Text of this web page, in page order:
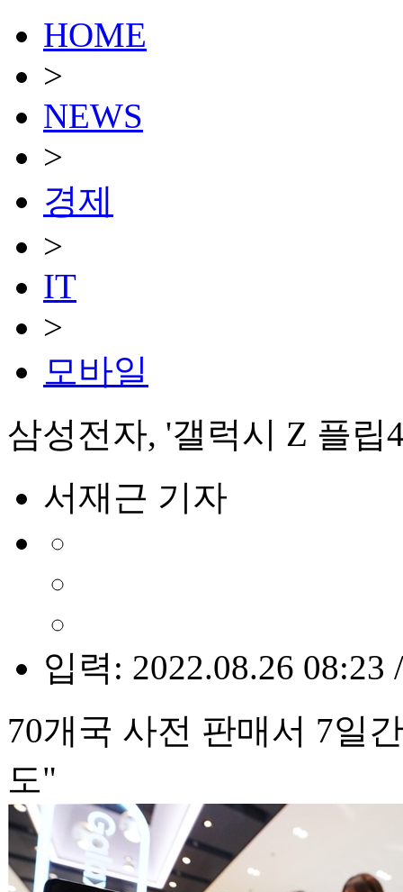
HOME
>
NEWS
>
경제
>
IT
>
모바일
삼성전자, '갤럭시 Z 플립
서재근 기자
입력: 2022.08.26 08:23
70개국 사전 판매서 7일
도"